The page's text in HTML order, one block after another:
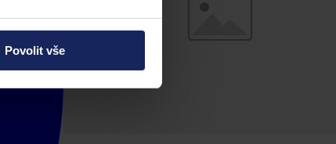
Povolit vše